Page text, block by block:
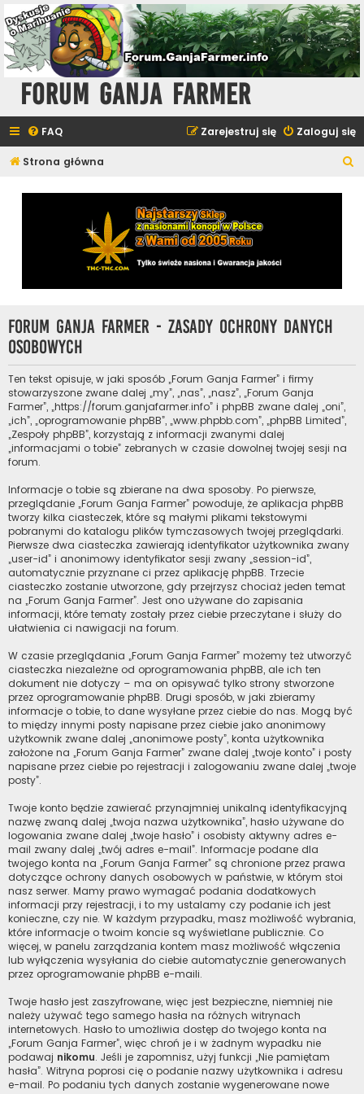
Forum Ganja Farmer
FAQ Zaloguj się
Zarejestruj się
Strona główna
Forum Ganja Farmer - Zasady ochrony danych
osobowych
Ten tekst opisuje, w jaki sposób „Forum Ganja Farmer” i firmy
stowarzyszone zwane dalej „my”, „nas”, „nasz”, „Forum Ganja
Farmer”, „https://forum.ganjafarmer.info” i phpBB zwane dalej „oni”,
„ich”, „oprogramowanie phpBB”, „www.phpbb.com”, „phpBB Limited”,
„Zespoły phpBB”, korzystają z informacji zwanymi dalej
„informacjami o tobie” zebranych w czasie dowolnej twojej sesji na
forum.
Informacje o tobie są zbierane na dwa sposoby. Po pierwsze,
przeglądanie „Forum Ganja Farmer” powoduje, że aplikacja phpBB
tworzy kilka ciasteczek, które są małymi plikami tekstowymi
pobranymi do katalogu plików tymczasowych twojej przeglądarki.
Pierwsze dwa ciasteczka zawierają identyfikator użytkownika zwany
„user-id” i anonimowy identyfikator sesji zwany „session-id”,
automatycznie przyznane ci przez aplikację phpBB. Trzecie
ciasteczko zostanie utworzone, gdy przejrzysz chociaż jeden temat
na „Forum Ganja Farmer”. Jest ono używane do zapisania
informacji, które tematy zostały przez ciebie przeczytane i służy do
ułatwienia ci nawigacji na forum.
W czasie przeglądania „Forum Ganja Farmer” możemy też utworzyć
ciasteczka niezależne od oprogramowania phpBB, ale ich ten
dokument nie dotyczy – ma on opisywać tylko strony stworzone
przez oprogramowanie phpBB. Drugi sposób, w jaki zbieramy
informacje o tobie, to dane wysyłane przez ciebie do nas. Mogą być
to między innymi posty napisane przez ciebie jako anonimowy
użytkownik zwane dalej „anonimowe posty”, konta użytkownika
założone na „Forum Ganja Farmer” zwane dalej „twoje konto” i posty
napisane przez ciebie po rejestracji i zalogowaniu zwane dalej „twoje
posty”.
Twoje konto będzie zawierać przynajmniej unikalną identyfikacyjną
nazwę zwaną dalej „twoja nazwa użytkownika”, hasło używane do
logowania zwane dalej „twoje hasło” i osobisty aktywny adres e-
mail zwany dalej „twój adres e-mail”. Informacje podane dla
twojego konta na „Forum Ganja Farmer” są chronione przez prawa
dotyczące ochrony danych osobowych w państwie, w którym stoi
nasz serwer. Mamy prawo wymagać podania dodatkowych
informacji przy rejestracji, i to my ustalamy czy podanie ich jest
konieczne, czy nie. W każdym przypadku, masz możliwość wybrania,
które informacje o twoim koncie są wyświetlane publicznie. Co
więcej, w panelu zarządzania kontem masz możliwość włączenia
lub wyłączenia wysyłania do ciebie automatycznie generowanych
przez oprogramowanie phpBB e-maili.
Twoje hasło jest zaszyfrowane, więc jest bezpieczne, niemniej nie
należy używać tego samego hasła na różnych witrynach
internetowych. Hasło to umożliwia dostęp do twojego konta na
„Forum Ganja Farmer”, więc chroń je i w żadnym wypadku nie
podawaj nikomu. Jeśli je zapomnisz, użyj funkcji „Nie pamiętam
hasła”. Witryna poprosi cię o podanie nazwy użytkownika i adresu
e-mail. Po podaniu tych danych zostanie wygenerowane nowe